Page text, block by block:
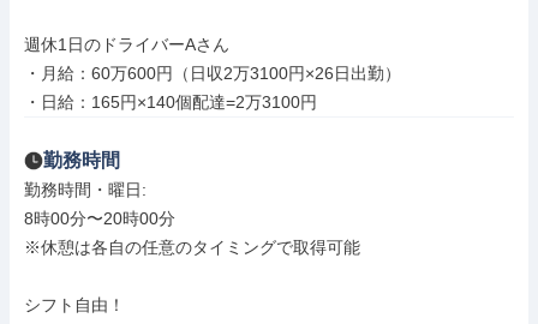
週休1日のドライバーAさん
・月給：60万600円（日収2万3100円×26日出勤）
・日給：165円×140個配達=2万3100円
勤務時間
勤務時間・曜日:
8時00分〜20時00分
※休憩は各自の任意のタイミングで取得可能
シフト自由！